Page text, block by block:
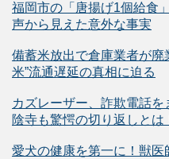
福岡市の「唐揚げ1個給食
声から見えた意外な事実
備蓄米放出で倉庫業者が廃
米”流通遅延の真相に迫る
カズレーザー、詐欺電話
陰寺も驚愕の切り返しとは
愛犬の健康を第一に！獣